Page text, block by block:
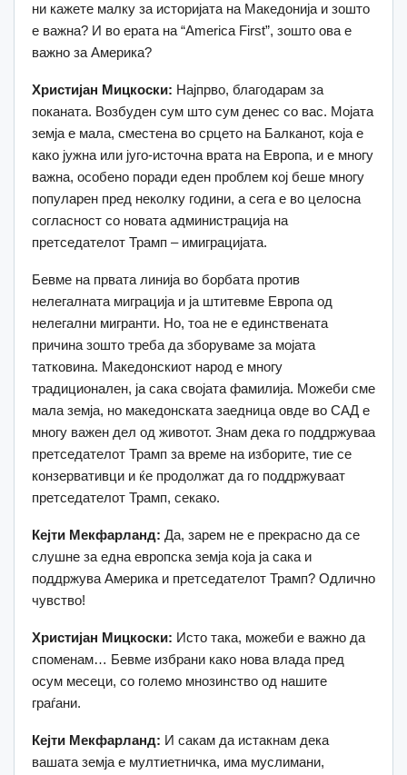
ни кажете малку за историјата на Македонија и зошто
е важна? И во ерата на “America First”, зошто ова е
важно за Америка?
Христијан Мицкоски: Најпрво, благодарам за
поканата. Возбуден сум што сум денес со вас. Мојата
земја е мала, сместена во срцето на Балканот, која е
како јужна или југо-источна врата на Европа, и е многу
важна, особено поради еден проблем кој беше многу
популарен пред неколку години, а сега е во целосна
согласност со новата администрација на
претседателот Трамп – имиграцијата.
Бевме на првата линија во борбата против
нелегалната миграција и ја штитевме Европа од
нелегални мигранти. Но, тоа не е единствената
причина зошто треба да зборуваме за мојата
татковина. Македонскиот народ е многу
традиционален, ја сака својата фамилија. Можеби сме
мала земја, но македонската заедница овде во САД е
многу важен дел од животот. Знам дека го поддржуваа
претседателот Трамп за време на изборите, тие се
конзервативци и ќе продолжат да го поддржуваат
претседателот Трамп, секако.
Кејти Мекфарланд: Да, зарем не е прекрасно да се
слушне за една европска земја која ја сака и
поддржува Америка и претседателот Трамп? Одлично
чувство!
Христијан Мицкоски: Исто така, можеби е важно да
споменам… Бевме избрани како нова влада пред
осум месеци, со големо мнозинство од нашите
граѓани.
Кејти Мекфарланд: И сакам да истакнам дека
вашата земја е мултиетничка, има муслимани,